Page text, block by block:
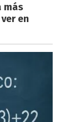
más
en